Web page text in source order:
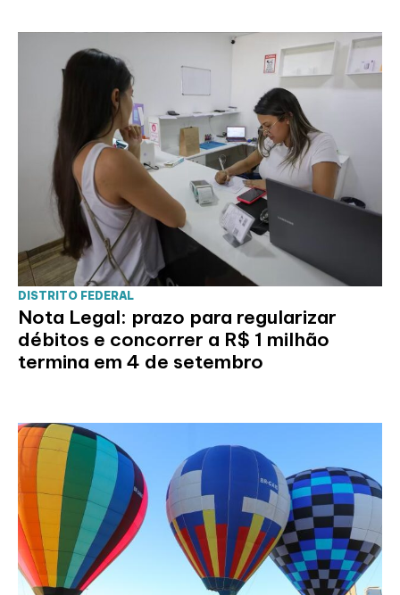
DISTRITO FEDERAL
Nota Legal: prazo para regularizar
débitos e concorrer a R$ 1 milhão
termina em 4 de setembro